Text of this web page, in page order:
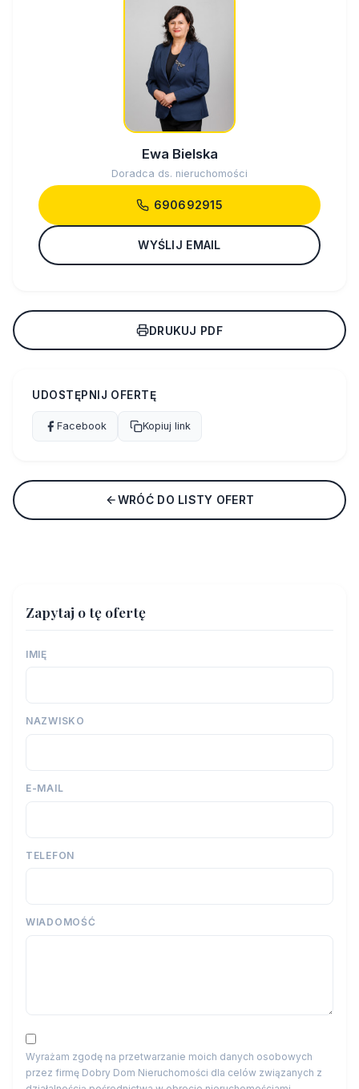
Ewa Bielska
Doradca ds. nieruchomości
690692915
WYŚLIJ EMAIL
DRUKUJ PDF
UDOSTĘPNIJ OFERTĘ
Facebook Kopiuj link
WRÓĆ DO LISTY OFERT
Zapytaj o tę ofertę
IMIĘ
NAZWISKO
E-MAIL
TELEFON
WIADOMOŚĆ
Wyrażam zgodę na przetwarzanie moich danych osobowych
przez firmę Dobry Dom Nieruchomości dla celów związanych z